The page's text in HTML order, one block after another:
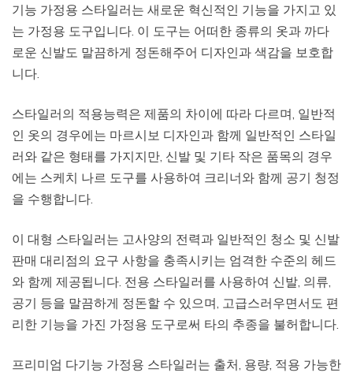
기능 가정용 스타일러는 새로운 혁신적인 기능을 가지고 있
는 가정용 도구입니다. 이 도구는 어떠한 종류의 옷과 까다
로운 신발도 말끔하게 정돈해주어 디자인과 색감을 보호합
니다.
스타일러의 적용능력은 제품의 차이에 따라 다르며, 일반적
인 옷의 경우에는 마르시보 디자인과 함께 일반적인 스타일
러와 같은 형태를 가지지만, 신발 및 기타 작은 품목의 경우
에는 스케치 나르 도구를 사용하여 크리너와 함께 공기 청정
을 수행합니다.
이 대형 스타일러는 고사양의 전력과 일반적인 청소 및 신발
판매 대리점의 요구 사항을 충족시키는 엄격한 수준의 헤드
와 함께 제공됩니다. 전용 스타일러를 사용하여 신발, 의류,
공기 등을 말끔하게 정돈할 수 있으며, 고급스러우면서도 편
리한 기능을 가진 가정용 도구로써 타의 추종을 불허합니다.
프리미엄 다기능 가정용 스타일러는 출처, 용량, 적용 가능한